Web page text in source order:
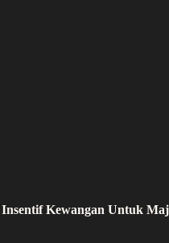
Kewangan Untuk